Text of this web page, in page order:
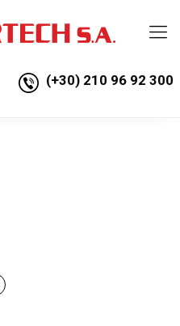
(+30) 210 96 92 300